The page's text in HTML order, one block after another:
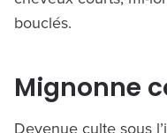
bouclés.
Mignonne
Devenue culte sous